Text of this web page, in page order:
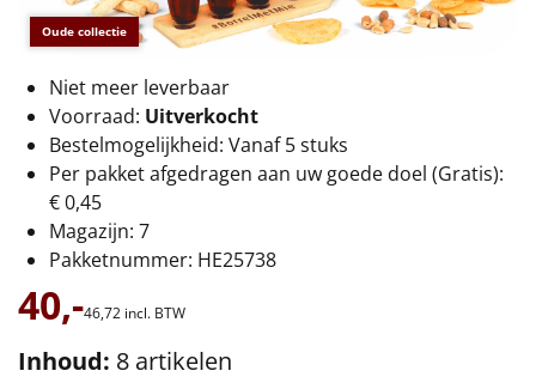
€100 en hoger
Alle kerstpakketten 2026
Thema
Origineel
Rituals
Luxe
Mannen
Oude collectie
Niet meer leverbaar
Voorraad: Uitverkocht
Bestelmogelijkheid: Vanaf 5 stuks
Per pakket afgedragen aan uw goede doel (Gratis):
€ 0,45
Magazijn: 7
Pakketnummer: HE25738
40,-46,72 incl. BTW
Inhoud: 8 artikelen